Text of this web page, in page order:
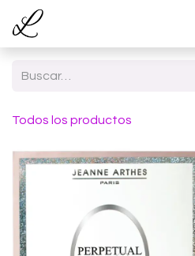
Ir al contenido
Todos los productos